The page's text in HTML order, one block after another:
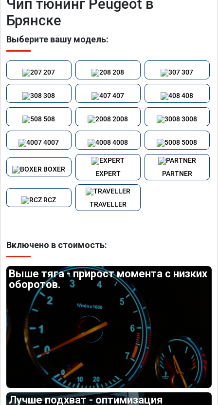
Чип тюнинг Peugeot в
Брянске
Выберите вашу модель:
207 208 307
308 407 408
508 2008 3008
4007 4008 5008
BOXER
EXPERT PARTNER
RCZ
TRAVELLER
Включено в стоимость:
Выше тяга - прирост момента с низких
оборотов.
Лучше подхват - оптимизация